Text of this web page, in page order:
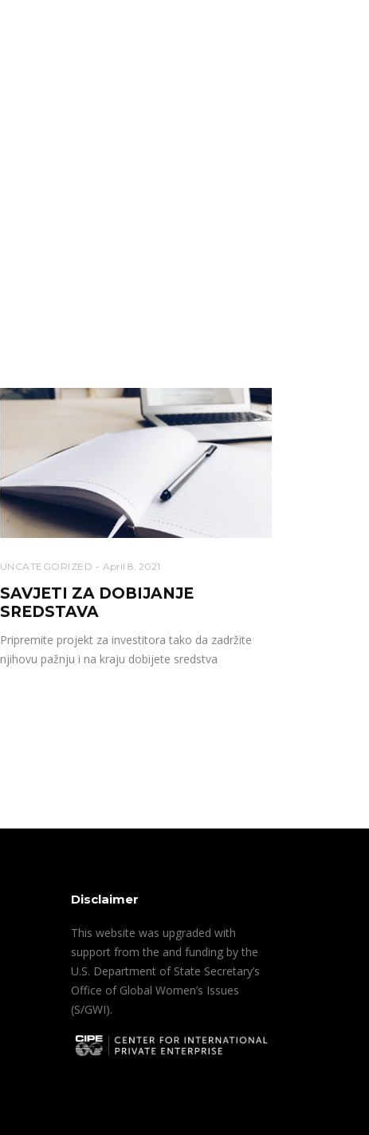
UNCATEGORIZED April 8, 2021
SAVJETI ZA DOBIJANJE
SREDSTAVA
Pripremite projekt za investitora tako da zadržite
njihovu pažnju i na kraju dobijete sredstva
Disclaimer
This website was upgraded with
support from the and funding by the
U.S. Department of State Secretary’s
Office of Global Women’s Issues
(S/GWI).